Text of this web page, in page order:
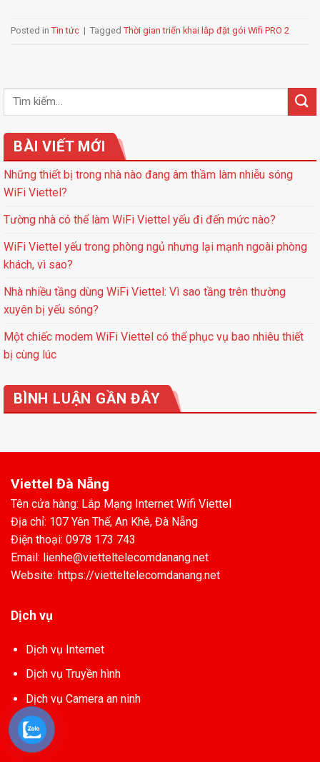
Posted in Tin tức | Tagged Thời gian triển khai lắp đặt gói Wifi PRO 2
BÀI VIẾT MỚI
Những thiết bị trong nhà nào đang âm thầm làm nhiễu sóng
WiFi Viettel?
Tường nhà có thể làm WiFi Viettel yếu đi đến mức nào?
WiFi Viettel yếu trong phòng ngủ nhưng lại mạnh ngoài phòng
khách, vì sao?
Nhà nhiều tầng dùng WiFi Viettel: Vì sao tầng trên thường
xuyên bị yếu sóng?
Một chiếc modem WiFi Viettel có thể phục vụ bao nhiêu thiết
bị cùng lúc
BÌNH LUẬN GẦN ĐÂY
Viettel Đà Nẵng
Tên cửa hàng: Lắp Mạng Internet Wifi Viettel
Địa chỉ: 107 Yên Thế, An Khê, Đà Nẵng
Điện thoại: 0978 173 743
Email: lienhe@vietteltelecomdanang.net
Website: https://vietteltelecomdanang.net
Dịch vụ
Dịch vụ Internet
Dịch vụ Truyền hình
Dịch vụ Camera an ninh